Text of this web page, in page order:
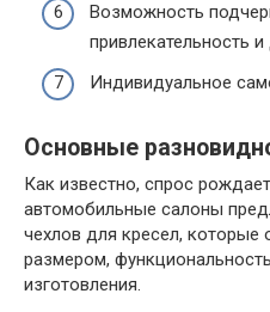
Возможность
привлекательность
Индивидуальное
Основные
Как известно, спрос
автомобильные салоны
чехлов для кресел,
размером,
изготовления.